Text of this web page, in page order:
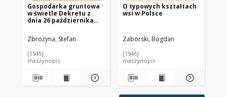
Gospodarka gruntowa
w świetle Dekretu z
dnia 26 października
użytkowaniu gruntów
na obszarze m.st.
Zbrożyna, Stefan
[1945]
maszynopis
O typowych kształtach
wsi w Polsce
Zaborski, Bogdan
[1946]
maszynopis